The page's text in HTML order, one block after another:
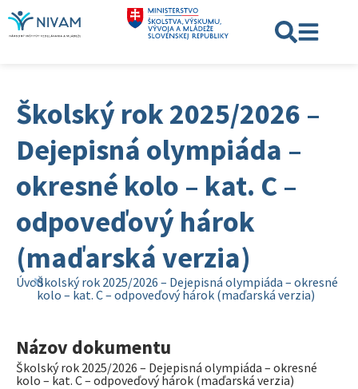
Školský rok 2025/2026 –
Dejepisná olympiáda –
okresné kolo – kat. C –
odpoveďový hárok
(maďarská verzia)
ÚvodŠkolský rok 2025/2026 – Dejepisná olympiáda – okresné
kolo – kat. C – odpoveďový hárok (maďarská verzia)
Názov dokumentu
Školský rok 2025/2026 – Dejepisná olympiáda – okresné
kolo – kat. C – odpoveďový hárok (maďarská verzia)